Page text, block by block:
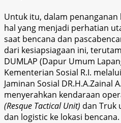
Untuk itu, dalam
hal yang menjadi perhatian
saat bencana dan
dari kesiapsiagaan ini,
DUMLAP (Dapur Umum
Kementerian Sosial R.I.
Jaminan Sosial DR.H.A.Zainal
menyerahkan kendaraan
(Resque Tactical Unit) dan Truk
dan logistic ke lokasi bencana.